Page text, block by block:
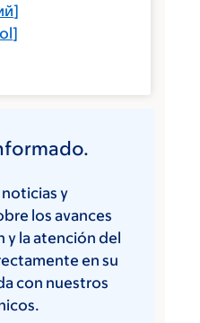
]
]
noticias y
los avances
y la atención del
en su
con nuestros